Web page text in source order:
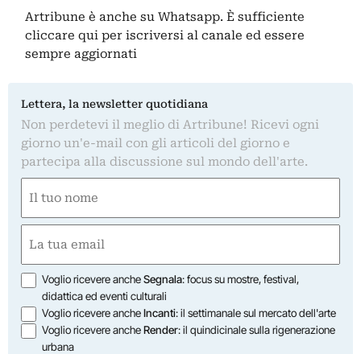
Artribune è anche su Whatsapp. È sufficiente
cliccare qui per iscriversi al canale ed essere
sempre aggiornati
Lettera, la newsletter quotidiana
Non perdetevi il meglio di Artribune! Ricevi ogni
giorno un'e-mail con gli articoli del giorno e
partecipa alla discussione sul mondo dell'arte.
(Obbligatorio)
Nome
(Obbligatorio)
Opzioni
Voglio ricevere ancheSegnala: focus su mostre, festival,
didattica ed eventi culturali
Voglio ricevere ancheIncanti: il settimanale sul mercato dell'arte
Voglio ricevere ancheRender: il quindicinale sulla rigenerazione
urbana